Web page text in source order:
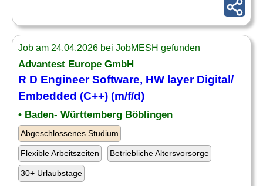
Job am 24.04.2026 bei JobMESH gefunden
Advantest Europe GmbH
R D Engineer Software, HW layer Digital/
Embedded (C++) (m/f/d)
• Baden- Württemberg Böblingen
Abgeschlossenes Studium
Flexible Arbeitszeiten Betriebliche Altersvorsorge
30+ Urlaubstage